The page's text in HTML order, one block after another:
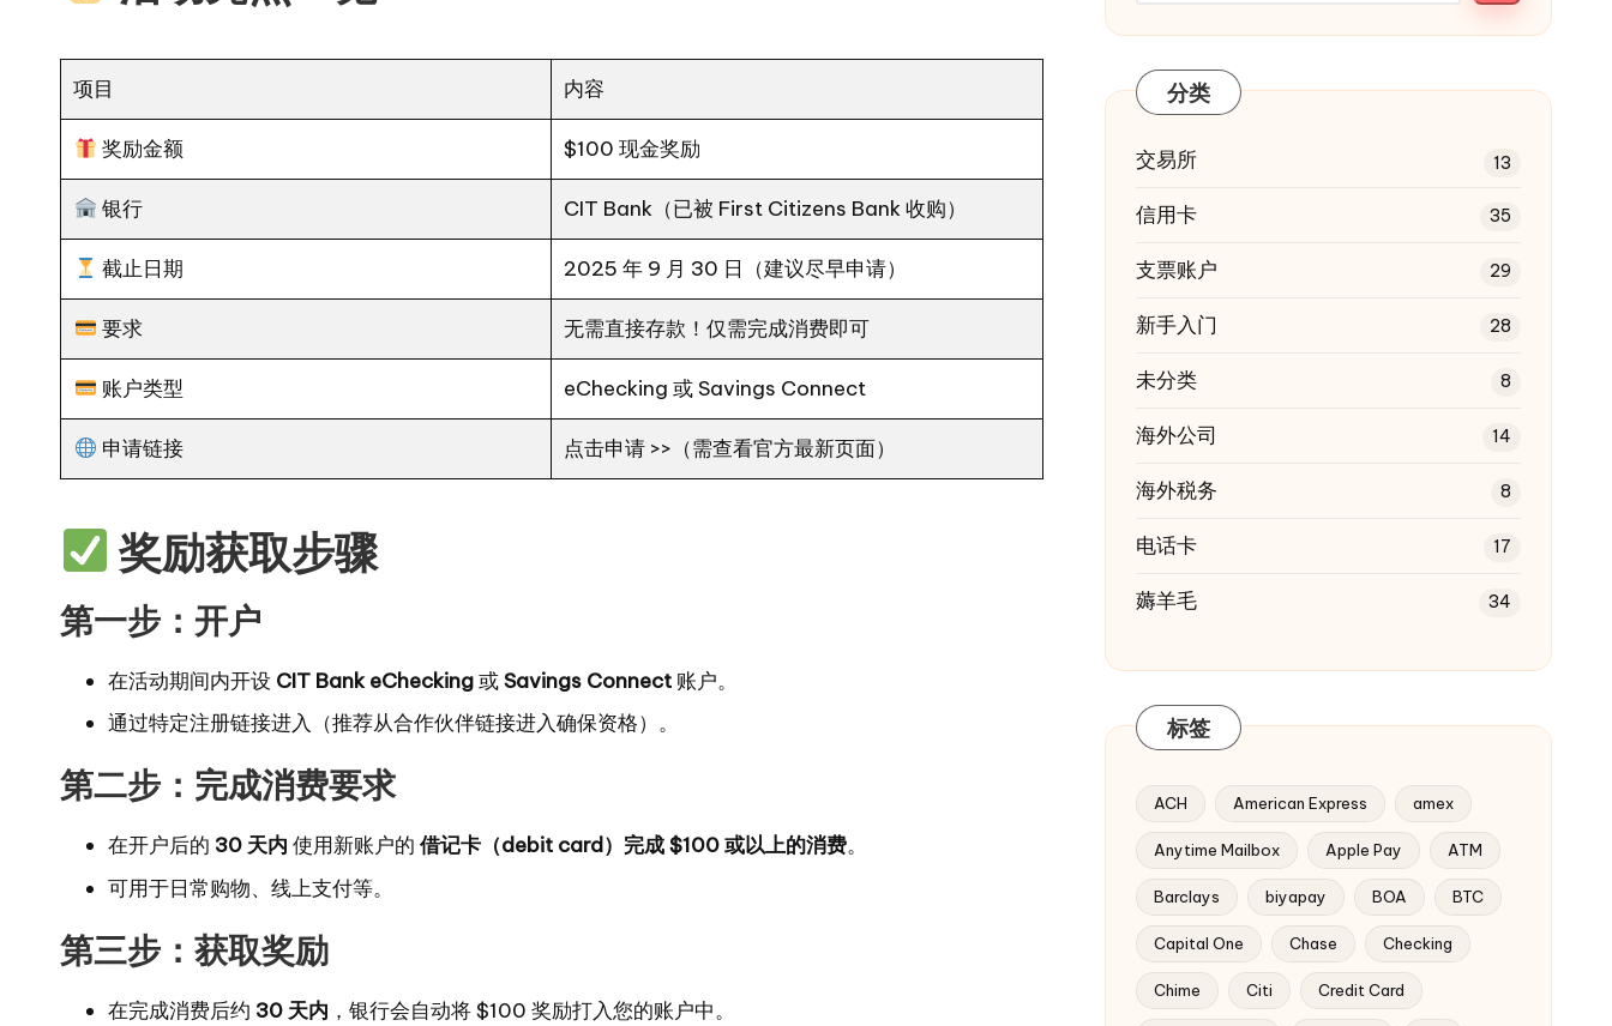
项目 内容
奖励金额 $100 现金奖励
银行 CIT Bank（已被 First Citizens Bank 收购）
截止日期 2025 年 9 月 30 日（建议尽早申请）
要求 无需直接存款！仅需完成消费即可
账户类型 eChecking 或 Savings Connect
申请链接 点击申请 >> （需查看官方最新页面）
奖励获取步骤
第一步：开户
在活动期间内开设 CIT Bank eChecking或Savings Connect 账户。
通过特定注册链接进入（推荐从合作伙伴链接进入确保资格）。
第二步：完成消费要求
在开户后的 30 天内 使用新账户的 借记卡（debit card）完成 $100 或以上的消费。
可用于日常购物、线上支付等。
第三步：获取奖励
在完成消费后约 30 天内 ，银行会自动将 $100 奖励打入您的账户中。
分类
交易所 13
信用卡 35
支票账户 29
新手入门 28
未分类 8
海外公司 14
海外税务 8
电话卡 17
薅羊毛 34
标签
ACH American Express amex
Anytime Mailbox Apple Pay ATM
Barclays biyapay BOA BTC
Capital One Chase Checking
Chime Citi Credit Card